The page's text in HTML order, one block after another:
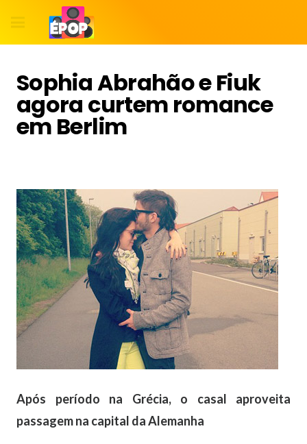
Sophia Abrahão e Fiuk
agora curtem romance
em Berlim
Após período na Grécia, o casal aproveita
passagem na capital da Alemanha